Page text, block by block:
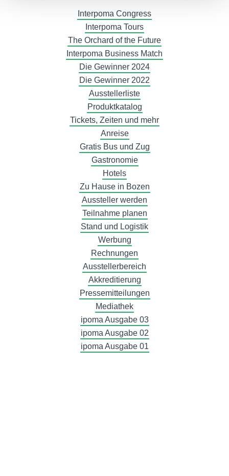
Interpoma Congress
Interpoma Tours
The Orchard of the Future
Interpoma Business Match
Die Gewinner 2024
Die Gewinner 2022
Ausstellerliste
Produktkatalog
Tickets, Zeiten und mehr
Anreise
Gratis Bus und Zug
Gastronomie
Hotels
Zu Hause in Bozen
Aussteller werden
Teilnahme planen
Stand und Logistik
Werbung
Rechnungen
Ausstellerbereich
Akkreditierung
Pressemitteilungen
Mediathek
ipoma Ausgabe 03
ipoma Ausgabe 02
ipoma Ausgabe 01